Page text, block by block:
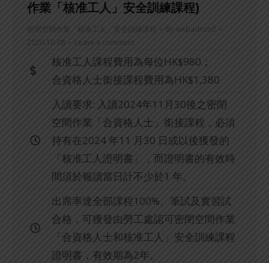
作業「核准工人」安全訓練課程)
密閉空間作業「核准工人」安全訓練課程 By webadmin2
2020-10-08
Leave a comment
核准工人課程費用為每位HK$980；
合資格人士銜接課程費用為HK$1,380
入讀要求: 入讀2024年11月30後之密閉
空間作業「合資格人士」銜接課程，必須
持有在2024 年11 月30 日或以後獲發的
「核准工人證明書」，而證明書的有效時
間須於報讀當日計不少於1 年。
出席率達全部課程100%、筆試及實習試
合格，可獲發由勞工處認可密閉空間作業
「合資格人士和核准工人」安全訓練課程
證明書，有效期為2年。